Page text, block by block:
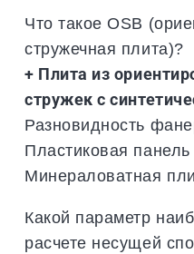
Что такое OSB
стружечная плита)?
+ Плита из
стружек с
Разновидность
Пластиковая
Минераловатная
Какой параметр
расчете несущей